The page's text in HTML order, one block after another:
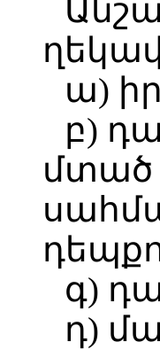
ա)
բ)
մտած
գ)
դ)